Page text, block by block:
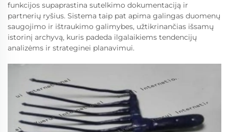
funkcijos supaprastina sutelkimo dokumentaciją ir
partnerių ryšius. Sistema taip pat apima galingas duomenų
saugojimo ir ištraukimo galimybes, užtikrinančias išsamų
istorinį archyvą, kuris padeda ilgalaikiems tendencijų
analizėms ir strateginei planavimui.